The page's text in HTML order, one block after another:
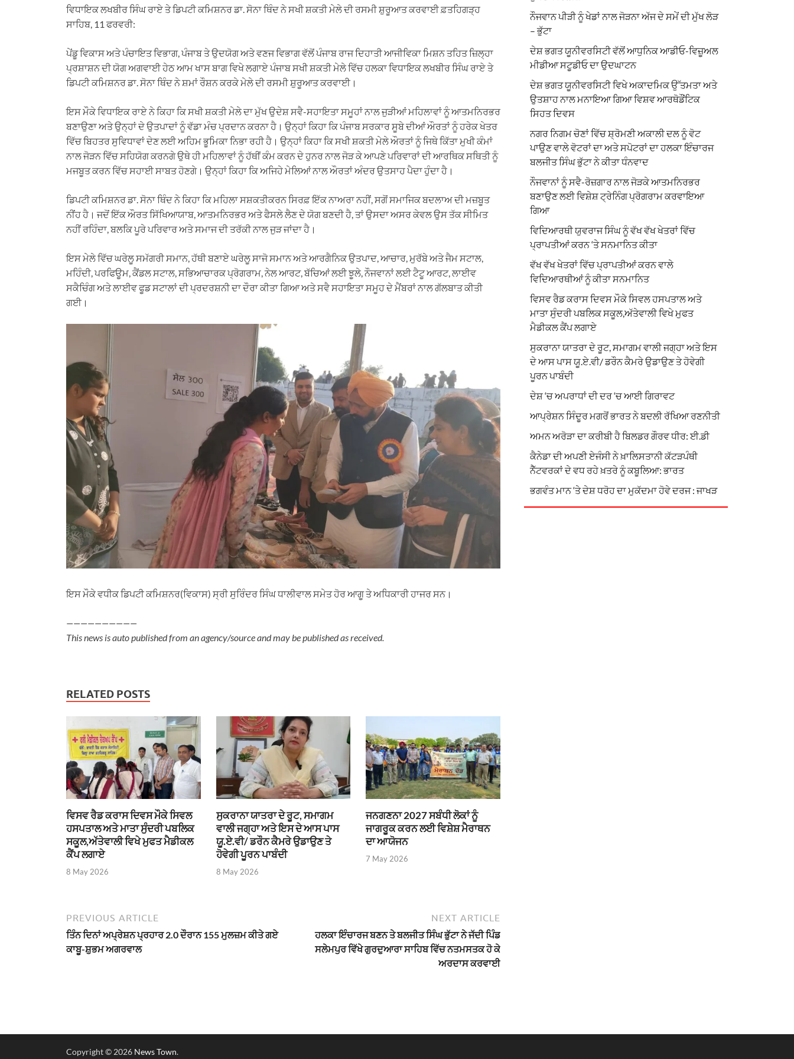
ਵਿਧਾਇਕ ਲਖਬੀਰ ਸਿੰਘ ਰਾਏ ਤੇ ਡਿਪਟੀ ਕਮਿਸ਼ਨਰ ਡਾ. ਸੋਨਾ ਥਿੰਦ ਨੇ ਸਖੀ ਸ਼ਕਤੀ ਮੇਲੇ ਦੀ ਰਸਮੀ ਸ਼ੁਰੂਆਤ ਕਰਵਾਈ ਫ਼ਤਹਿਗੜ੍ਹ
ਸਾਹਿਬ, 11 ਫਰਵਰੀ:
ਪੇਂਡੂ ਵਿਕਾਸ ਅਤੇ ਪੰਚਾਇਤ ਵਿਭਾਗ, ਪੰਜਾਬ ਤੇ ਉਦਯੋਗ ਅਤੇ ਵਣਜ ਵਿਭਾਗ ਵੱਲੋਂ ਪੰਜਾਬ ਰਾਜ ਦਿਹਾਤੀ ਆਜੀਵਿਕਾ ਮਿਸ਼ਨ ਤਹਿਤ ਜ਼ਿਲ੍ਹਾ
ਪ੍ਰਸ਼ਾਸ਼ਨ ਦੀ ਯੋਗ ਅਗਵਾਈ ਹੇਠ ਆਮ ਖਾਸ ਬਾਗ ਵਿਖੇ ਲਗਾਏ ਪੰਜਾਬ ਸਖੀ ਸ਼ਕਤੀ ਮੇਲੇ ਵਿੱਚ ਹਲਕਾ ਵਿਧਾਇਕ ਲਖਬੀਰ ਸਿੰਘ ਰਾਏ ਤੇ
ਡਿਪਟੀ ਕਮਿਸ਼ਨਰ ਡਾ. ਸੋਨਾ ਥਿੰਦ ਨੇ ਸ਼ਮਾਂ ਰੌਸ਼ਨ ਕਰਕੇ ਮੇਲੇ ਦੀ ਰਸਮੀ ਸ਼ੁਰੂਆਤ ਕਰਵਾਈ।
ਇਸ ਮੌਕੇ ਵਿਧਾਇਕ ਰਾਏ ਨੇ ਕਿਹਾ ਕਿ ਸਖੀ ਸ਼ਕਤੀ ਮੇਲੇ ਦਾ ਮੁੱਖ ਉਦੇਸ਼ ਸਵੈ-ਸਹਾਇਤਾ ਸਮੂਹਾਂ ਨਾਲ ਜੁੜੀਆਂ ਮਹਿਲਾਵਾਂ ਨੂੰ ਆਤਮਨਿਰਭਰ
ਬਣਾਉਣਾ ਅਤੇ ਉਨ੍ਹਾਂ ਦੇ ਉਤਪਾਦਾਂ ਨੂੰ ਵੱਡਾ ਮੰਚ ਪ੍ਰਦਾਨ ਕਰਨਾ ਹੈ। ਉਨ੍ਹਾਂ ਕਿਹਾ ਕਿ ਪੰਜਾਬ ਸਰਕਾਰ ਸੂਬੇ ਦੀਆਂ ਔਰਤਾਂ ਨੂੰ ਹਰੇਕ ਖੇਤਰ
ਵਿੱਚ ਬਿਹਤਰ ਸੁਵਿਧਾਵਾਂ ਦੇਣ ਲਈ ਅਹਿਮ ਭੂਮਿਕਾ ਨਿਭਾ ਰਹੀ ਹੈ। ਉਨ੍ਹਾਂ ਕਿਹਾ ਕਿ ਸਖੀ ਸ਼ਕਤੀ ਮੇਲੇ ਔਰਤਾਂ ਨੂੰ ਜਿਥੇ ਕਿੱਤਾ ਮੁਖੀ ਕੰਮਾਂ
ਨਾਲ ਜੋੜਨ ਵਿੱਚ ਸਹਿਯੋਗ ਕਰਨਗੇ ਉਥੇ ਹੀ ਮਹਿਲਾਵਾਂ ਨੂੰ ਹੱਥੀਂ ਕੰਮ ਕਰਨ ਦੇ ਹੁਨਰ ਨਾਲ ਜੋੜ ਕੇ ਆਪਣੇ ਪਰਿਵਾਰਾਂ ਦੀ ਆਰਥਿਕ ਸਥਿਤੀ ਨੂੰ
ਮਜਬੂਤ ਕਰਨ ਵਿੱਚ ਸਹਾਈ ਸਾਬਤ ਹੋਣਗੇ। ਉਨ੍ਹਾਂ ਕਿਹਾ ਕਿ ਅਜਿਹੇ ਮੇਲਿਆਂ ਨਾਲ ਔਰਤਾਂ ਅੰਦਰ ਉਤਸਾਹ ਪੈਦਾ ਹੁੰਦਾ ਹੈ।
ਡਿਪਟੀ ਕਮਿਸ਼ਨਰ ਡਾ. ਸੋਨਾ ਥਿੰਦ ਨੇ ਕਿਹਾ ਕਿ ਮਹਿਲਾ ਸਸ਼ਕਤੀਕਰਨ ਸਿਰਫ਼ ਇੱਕ ਨਾਅਰਾ ਨਹੀਂ, ਸਗੋਂ ਸਮਾਜਿਕ ਬਦਲਾਅ ਦੀ ਮਜ਼ਬੂਤ
ਨੀਂਹ ਹੈ। ਜਦੋਂ ਇੱਕ ਔਰਤ ਸਿੱਖਿਆਯਾਬ, ਆਤਮਨਿਰਭਰ ਅਤੇ ਫੈਸਲੇ ਲੈਣ ਦੇ ਯੋਗ ਬਣਦੀ ਹੈ, ਤਾਂ ਉਸਦਾ ਅਸਰ ਕੇਵਲ ਉਸ ਤੱਕ ਸੀਮਿਤ
ਨਹੀਂ ਰਹਿੰਦਾ, ਬਲਕਿ ਪੂਰੇ ਪਰਿਵਾਰ ਅਤੇ ਸਮਾਜ ਦੀ ਤਰੱਕੀ ਨਾਲ ਜੁੜ ਜਾਂਦਾ ਹੈ।
ਇਸ ਮੇਲੇ ਵਿੱਚ ਘਰੇਲੂ ਸਮੱਗਰੀ ਸਮਾਨ, ਹੱਥੀ ਬਣਾਏ ਘਰੇਲੂ ਸਾਜੋ ਸਮਾਨ ਅਤੇ ਆਰਗੈਨਿਕ ਉਤਪਾਦ, ਆਚਾਰ, ਮੁਰੱਬੇ ਅਤੇ ਜੈਮ ਸਟਾਲ,
ਮਹਿੰਦੀ, ਪਰਫਿਊਮ, ਕੈਂਡਲ ਸਟਾਲ, ਸਭਿਆਚਾਰਕ ਪ੍ਰੋਗਰਾਮ, ਨੇਲ ਆਰਟ, ਬੱਚਿਆਂ ਲਈ ਝੂਲੇ, ਨੌਜਵਾਨਾਂ ਲਈ ਟੈਟੂ ਆਰਟ, ਲਾਈਵ
ਸਕੈਚਿੰਗ ਅਤੇ ਲਾਈਵ ਫੂਡ ਸਟਾਲਾਂ ਦੀ ਪ੍ਰਦਰਸ਼ਨੀ ਦਾ ਦੌਰਾ ਕੀਤਾ ਗਿਆ ਅਤੇ ਸਵੈ ਸਹਾਇਤਾ ਸਮੂਹ ਦੇ ਮੈਂਬਰਾਂ ਨਾਲ ਗੱਲਬਾਤ ਕੀਤੀ
ਗਈ।
ਇਸ ਮੌਕੇ ਵਧੀਕ ਡਿਪਟੀ ਕਮਿਸ਼ਨਰ(ਵਿਕਾਸ) ਸ੍ਰੀ ਸੁਰਿੰਦਰ ਸਿੰਘ ਧਾਲੀਵਾਲ ਸਮੇਤ ਹੋਰ ਆਗੂ ਤੇ ਅਧਿਕਾਰੀ ਹਾਜਰ ਸਨ।
——————————
This news is auto published from an agency/source and may be published as received.
RELATED POSTS
ਵਿਸਵ ਰੈਡ ਕਰਾਸ ਦਿਵਸ ਮੌਕੇ ਸਿਵਲ
ਹਸਪਤਾਲ ਅਤੇ ਮਾਤਾ ਸੁੰਦਰੀ ਪਬਲਿਕ
ਸਕੂਲ,ਅੱਤੇਵਾਲੀ ਵਿਖੇ ਮੁਫਤ ਮੈਡੀਕਲ
ਕੈਂਪ ਲਗਾਏ
8 May 2026
ਸੁਕਰਾਨਾ ਯਾਤਰਾ ਦੇ ਰੂਟ, ਸਮਾਗਮ
ਵਾਲੀ ਜਗ੍ਹਾ ਅਤੇ ਇਸ ਦੇ ਆਸ ਪਾਸ
ਯੂ.ਏ.ਵੀ/ ਡਰੌਨ ਕੈਮਰੇ ਉਡਾਉਣ ਤੇ
ਹੋਵੇਗੀ ਪੂਰਨ ਪਾਬੰਦੀ
8 May 2026
ਜਨਗਣਨਾ 2027 ਸਬੰਧੀ ਲੋਕਾਂ ਨੂੰ
ਜਾਗਰੂਕ ਕਰਨ ਲਈ ਵਿਸ਼ੇਸ਼ ਮੈਰਾਥਨ
ਦਾ ਆਯੋਜਨ
7 May 2026
PREVIOUS ARTICLE
ਤਿੰਨ ਦਿਨਾਂ ਅਪ੍ਰੇਸ਼ਨ ਪ੍ਰਹਾਰ 2.0 ਦੌਰਾਨ 155 ਮੁਲਜ਼ਮ ਕੀਤੇ ਗਏ
ਕਾਬੂ-ਸ਼ੁਭਮ ਅਗਰਵਾਲ
NEXT ARTICLE
ਹਲਕਾ ਇੰਚਾਰਜ ਬਣਨ ਤੇ ਬਲਜੀਤ ਸਿੰਘ ਭੁੱਟਾ ਨੇ ਜੱਦੀ ਪਿੰਡ
ਸਲੇਮਪੁਰ ਵਿੱਖੇ ਗੁਰਦੁਆਰਾ ਸਾਹਿਬ ਵਿੱਚ ਨਤਮਸਤਕ ਹੋ ਕੇ
ਅਰਦਾਸ ਕਰਵਾਈ
ਨੌਜਵਾਨ ਪੀੜੀ ਨੂੰ ਖੇਡਾਂ ਨਾਲ ਜੋੜਨਾ ਅੱਜ ਦੇ ਸਮੇਂ ਦੀ ਮੁੱਖ ਲੋੜ
– ਭੁੱਟਾ
ਦੇਸ਼ ਭਗਤ ਯੂਨੀਵਰਸਿਟੀ ਵੱਲੋਂ ਆਧੁਨਿਕ ਆਡੀਓ-ਵਿਜ਼ੂਅਲ
ਮੀਡੀਆ ਸਟੂਡੀਓ ਦਾ ਉਦਘਾਟਨ
ਦੇਸ਼ ਭਗਤ ਯੂਨੀਵਰਸਿਟੀ ਵਿਖੇ ਅਕਾਦਮਿਕ ਉੱਤਮਤਾ ਅਤੇ
ਉਤਸ਼ਾਹ ਨਾਲ ਮਨਾਇਆ ਗਿਆ ਵਿਸ਼ਵ ਆਰਥੋਡੌਂਟਿਕ
ਸਿਹਤ ਦਿਵਸ
ਨਗਰ ਨਿਗਮ ਚੋਣਾਂ ਵਿੱਚ ਸ਼੍ਰੋਮਣੀ ਅਕਾਲੀ ਦਲ ਨੂੰ ਵੋਟ
ਪਾਉਣ ਵਾਲੇ ਵੋਟਰਾਂ ਦਾ ਅਤੇ ਸਪੋਟਰਾਂ ਦਾ ਹਲਕਾ ਇੰਚਾਰਜ
ਬਲਜੀਤ ਸਿੰਘ ਭੁੱਟਾ ਨੇ ਕੀਤਾ ਧੰਨਵਾਦ
ਨੌਜਵਾਨਾਂ ਨੂੰ ਸਵੈ-ਰੋਜ਼ਗਾਰ ਨਾਲ ਜੋੜਕੇ ਆਤਮਨਿਰਭਰ
ਬਣਾਉਣ ਲਈ ਵਿਸ਼ੇਸ਼ ਟ੍ਰੇਨਿੰਗ ਪ੍ਰੋਗਰਾਮ ਕਰਵਾਇਆ
ਗਿਆ
ਵਿਦਿਆਰਥੀ ਯੁਵਰਾਜ ਸਿੰਘ ਨੂੰ ਵੱਖ ਵੱਖ ਖੇਤਰਾਂ ਵਿੱਚ
ਪ੍ਰਾਪਤੀਆਂ ਕਰਨ ‘ਤੇ ਸਨਮਾਨਿਤ ਕੀਤਾ
ਵੱਖ ਵੱਖ ਖੇਤਰਾਂ ਵਿੱਚ ਪ੍ਰਾਪਤੀਆਂ ਕਰਨ ਵਾਲੇ
ਵਿਦਿਆਰਥੀਆਂ ਨੂੰ ਕੀਤਾ ਸਨਮਾਨਿਤ
ਵਿਸਵ ਰੈਡ ਕਰਾਸ ਦਿਵਸ ਮੌਕੇ ਸਿਵਲ ਹਸਪਤਾਲ ਅਤੇ
ਮਾਤਾ ਸੁੰਦਰੀ ਪਬਲਿਕ ਸਕੂਲ,ਅੱਤੇਵਾਲੀ ਵਿਖੇ ਮੁਫਤ
ਮੈਡੀਕਲ ਕੈਂਪ ਲਗਾਏ
ਸੁਕਰਾਨਾ ਯਾਤਰਾ ਦੇ ਰੂਟ, ਸਮਾਗਮ ਵਾਲੀ ਜਗ੍ਹਾ ਅਤੇ ਇਸ
ਦੇ ਆਸ ਪਾਸ ਯੂ.ਏ.ਵੀ/ ਡਰੌਨ ਕੈਮਰੇ ਉਡਾਉਣ ਤੇ ਹੋਵੇਗੀ
ਪੂਰਨ ਪਾਬੰਦੀ
ਦੇਸ਼ ‘ਚ ਅਪਰਾਧਾਂ ਦੀ ਦਰ ‘ਚ ਆਈ ਗਿਰਾਵਟ
ਆਪ੍ਰੇਸ਼ਨ ਸਿੰਦੂਰ ਮਗਰੋਂ ਭਾਰਤ ਨੇ ਬਦਲੀ ਰੱਖਿਆ ਰਣਨੀਤੀ
ਅਮਨ ਅਰੋੜਾ ਦਾ ਕਰੀਬੀ ਹੈ ਬਿਲਡਰ ਗੌਰਵ ਧੀਰ: ਈ.ਡੀ
ਕੈਨੇਡਾ ਦੀ ਅਪਣੀ ਏਜੰਸੀ ਨੇ ਖ਼ਾਲਿਸਤਾਨੀ ਕੱਟੜਪੰਥੀ
ਨੈੱਟਵਰਕਾਂ ਦੇ ਵਧ ਰਹੇ ਖ਼ਤਰੇ ਨੂੰ ਕਬੂਲਿਆ: ਭਾਰਤ
ਭਗਵੰਤ ਮਾਨ ‘ਤੇ ਦੇਸ਼ ਧਰੋਹ ਦਾ ਮੁਕੱਦਮਾ ਹੋਵੇ ਦਰਜ : ਜਾਖੜ
Copyright © 2026 News Town.